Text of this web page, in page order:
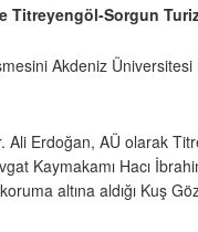
Titreyengöl-Sorgun
Akdeniz
Ali Erdoğan, AÜ olarak
Kaymakamı Hacı
altına aldığı Kuş